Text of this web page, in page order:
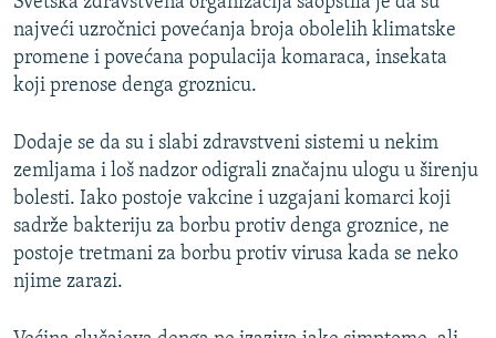
najveći uzročnici povećanja broja obolelih klimatske
promene i povećana populacija komaraca, insekata
koji prenose denga groznicu.
Dodaje se da su i slabi zdravstveni sistemi u nekim
zemljama i loš nadzor odigrali značajnu ulogu u širenju
bolesti. Iako postoje vakcine i uzgajani komarci koji
sadrže bakteriju za borbu protiv denga groznice, ne
postoje tretmani za borbu protiv virusa kada se neko
njime zarazi.